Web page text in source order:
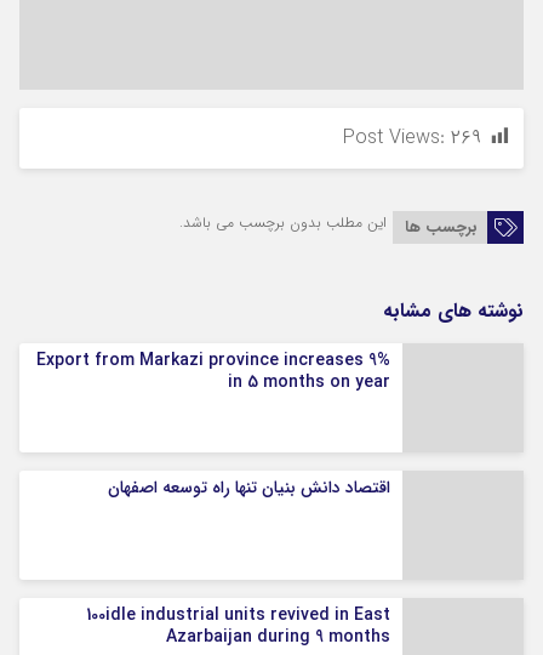
Post Views: ۲۶۹
برچسب ها این مطلب بدون برچسب می باشد.
نوشته های مشابه
Export from Markazi province increases 9%
in 5 months on year
اقتصاد دانش بنیان تنها راه توسعه اصفهان
100idle industrial units revived in East
Azarbaijan during 9 months